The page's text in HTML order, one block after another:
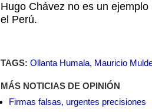
Hugo Chávez no es un
el Perú.
TAGS: Ollanta Humala, Mauricio
MÁS NOTICIAS DE OPINIÓN
Firmas falsas, urgentes precisiones